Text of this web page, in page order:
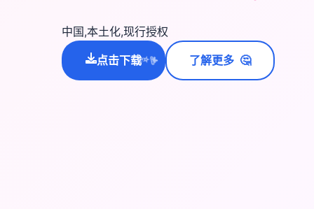
中国,本土化,现行授权
点击下载
✨⭐💫 了解更多 🤔